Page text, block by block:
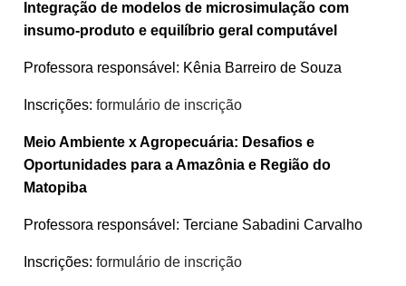
Integração de modelos de microsimulação com
insumo-produto e equilíbrio geral computável
Professora responsável: Kênia Barreiro de Souza
Inscrições: formulário de inscrição
Meio Ambiente x Agropecuária: Desafios e
Oportunidades para a Amazônia e Região do
Matopiba
Professora responsável: Terciane Sabadini Carvalho
Inscrições: formulário de inscrição